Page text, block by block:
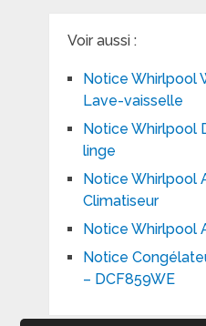
Voir aussi :
Notice Whirlpool
Lave-vaisselle
Notice Whirlpool
linge
Notice Whirlpool
Climatiseur
Notice Whirlpool
Notice
– DCF859WE